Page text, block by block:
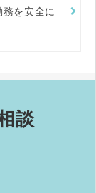
務を安全に
談